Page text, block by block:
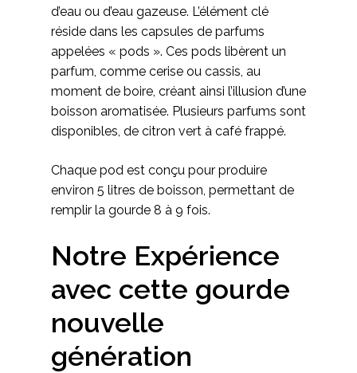
d’eau ou d’eau gazeuse. L’élément clé
réside dans les capsules de parfums
appelées « pods ». Ces pods libèrent un
parfum, comme cerise ou cassis, au
moment de boire, créant ainsi l’illusion d’une
boisson aromatisée. Plusieurs parfums sont
disponibles, de citron vert à café frappé.
Chaque pod est conçu pour produire
environ 5 litres de boisson, permettant de
remplir la gourde 8 à 9 fois.
Notre Expérience
avec cette gourde
nouvelle
génération